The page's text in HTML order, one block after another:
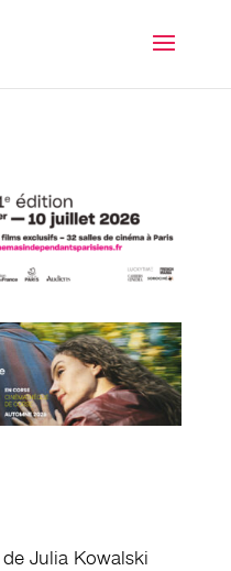
Julia Kowalski